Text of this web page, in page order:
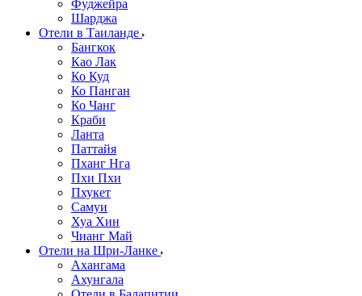
Фуджейра
Шарджа
Отели в Таиланде
Бангкок
Као Лак
Ко Куд
Ко Панган
Ко Чанг
Краби
Ланта
Паттайя
Пханг Нга
Пхи Пхи
Пхукет
Самуи
Хуа Хин
Чианг Май
Отели на Шри-Ланке
Ахангама
Ахунгала